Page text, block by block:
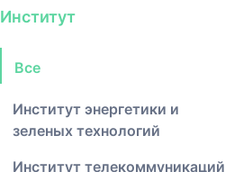
Институт
Все
Институт энергетики и
зеленых технологий
Институт телекоммуникаций